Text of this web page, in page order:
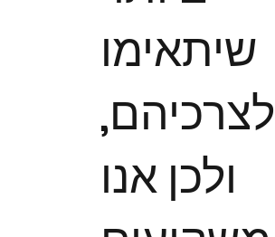
שיתאימו
לצרכיהם,
ולכן אנו